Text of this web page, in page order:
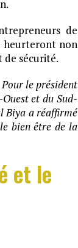
de
heurteront non
de sécurité.
le président
et du Sud-
Biya a réaffirmé
bien être de la
et le